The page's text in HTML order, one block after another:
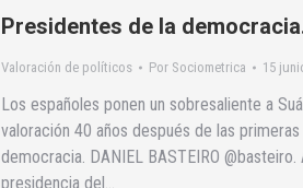
Presidentes de la
Valoración de políticos Por Sociometrica 15
Los españoles ponen un sobresaliente a
valoración 40 años después de las
democracia. DANIEL BASTEIRO
presidencia del…